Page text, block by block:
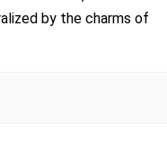
by the charms of